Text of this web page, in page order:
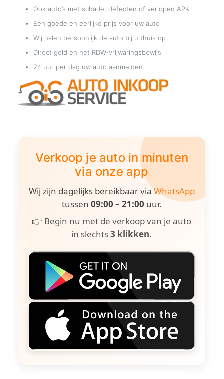
Ook auto’s met schade, defecten of verlopen APK
Een goede en eerlijke prijs voor uw auto
Wij halen persoonlijk de auto bij u thuis op
Direct geld en het RDW-vrijwaringsbewijs
24 uur per dag uw auto aanmelden
Verkoop je auto in minuten
via onze app
Wij zijn dagelijks bereikbaar viaWhatsApp
tussen 09:00 – 21:00 uur.
👉 Begin nu met de verkoop van je auto
in slechts3 klikken.